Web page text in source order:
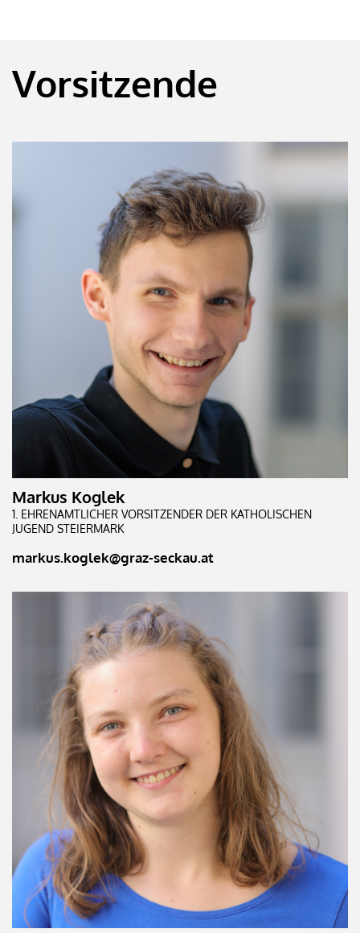
Vorsitzende
Markus Koglek
1. EHRENAMTLICHER VORSITZENDER DER KATHOLISCHEN
JUGEND STEIERMARK
markus.koglek@graz-seckau.at